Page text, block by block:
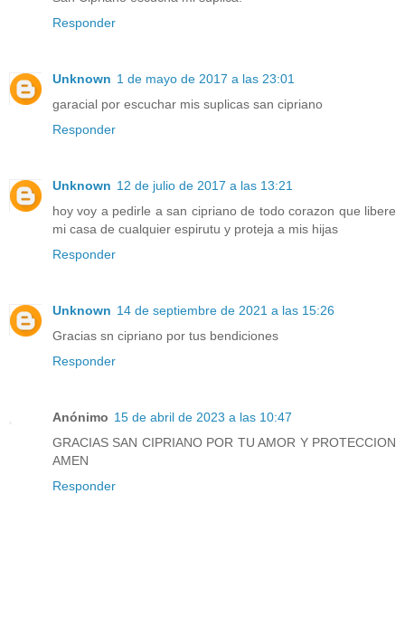
Responder
Unknown 1 de mayo de 2017 a las 23:01
garacial por escuchar mis suplicas san cipriano
Responder
Unknown 12 de julio de 2017 a las 13:21
hoy voy a pedirle a san cipriano de todo corazon que libere
mi casa de cualquier espirutu y proteja a mis hijas
Responder
Unknown 14 de septiembre de 2021 a las 15:26
Gracias sn cipriano por tus bendiciones
Responder
Anónimo 15 de abril de 2023 a las 10:47
GRACIAS SAN CIPRIANO POR TU AMOR Y PROTECCION
AMEN
Responder